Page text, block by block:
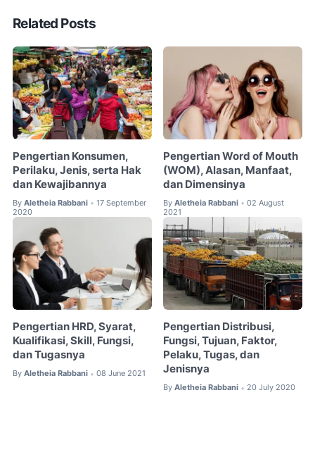
Related Posts
Pengertian Konsumen,
Perilaku, Jenis, serta Hak
dan Kewajibannya
By Aletheia Rabbani • 17 September
2020
Pengertian Word of Mouth
(WOM), Alasan, Manfaat,
dan Dimensinya
By Aletheia Rabbani • 02 August
2021
Pengertian HRD, Syarat,
Kualifikasi, Skill, Fungsi,
dan Tugasnya
By Aletheia Rabbani • 08 June 2021
Pengertian Distribusi,
Fungsi, Tujuan, Faktor,
Pelaku, Tugas, dan
Jenisnya
By Aletheia Rabbani • 20 July 2020